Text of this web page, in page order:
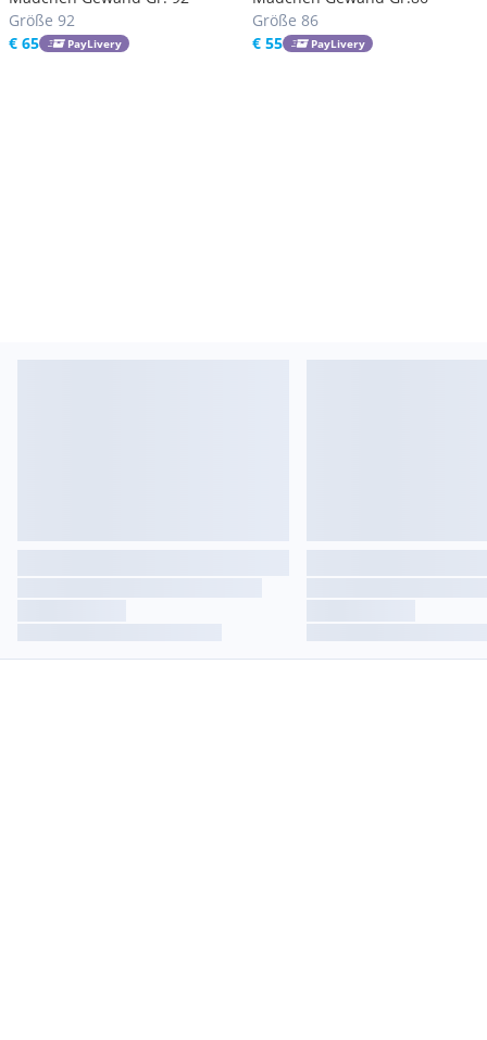
Größe 92
€ 65
PayLivery
Größe 86
€ 55
PayLivery